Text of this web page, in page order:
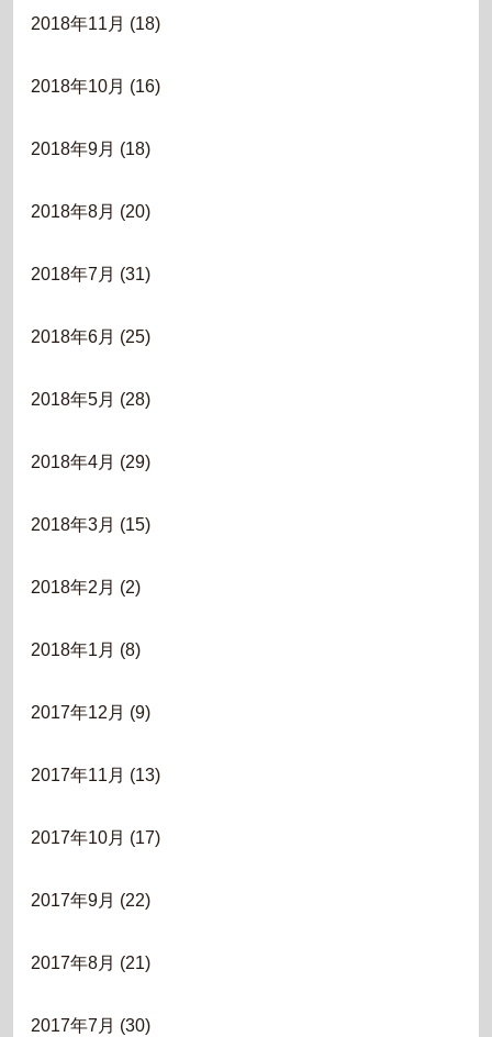
2018年11月 (18)
2018年10月 (16)
2018年9月 (18)
2018年8月 (20)
2018年7月 (31)
2018年6月 (25)
2018年5月 (28)
2018年4月 (29)
2018年3月 (15)
2018年2月 (2)
2018年1月 (8)
2017年12月 (9)
2017年11月 (13)
2017年10月 (17)
2017年9月 (22)
2017年8月 (21)
2017年7月 (30)